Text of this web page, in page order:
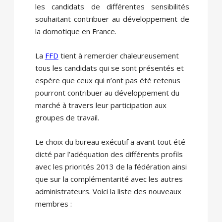
les candidats de différentes sensibilités
souhaitant contribuer au développement de
la domotique en France.
La FFD tient à remercier chaleureusement
tous les candidats qui se sont présentés et
espère que ceux qui n’ont pas été retenus
pourront contribuer au développement du
marché à travers leur participation aux
groupes de travail.
Le choix du bureau exécutif a avant tout été
dicté par l’adéquation des différents profils
avec les priorités 2013 de la fédération ainsi
que sur la complémentarité avec les autres
administrateurs. Voici la liste des nouveaux
membres :